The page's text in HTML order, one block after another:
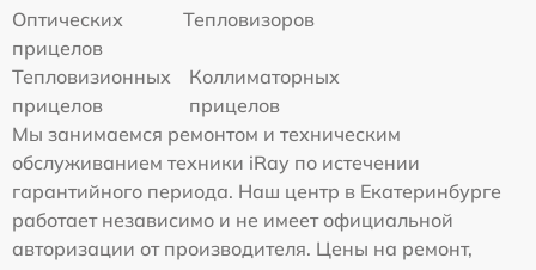
Оптических
прицелов
Тепловизоров
Тепловизионных
прицелов
Коллиматорных
прицелов
Мы занимаемся ремонтом и техническим
обслуживанием техники iRay по истечении
гарантийного периода. Наш центр в Екатеринбурге
работает независимо и не имеет официальной
авторизации от производителя. Цены на ремонт,